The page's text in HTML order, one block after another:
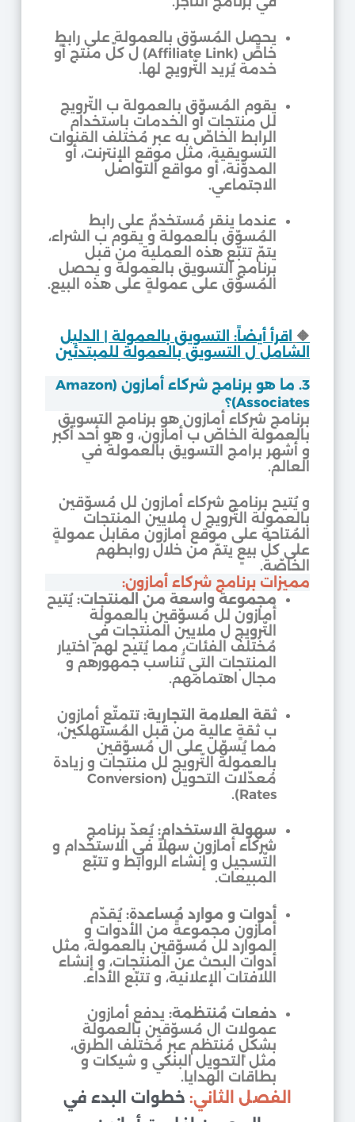
يحصل المُسوّق بالعمولة على رابطٍ
خاصٍّ (Affiliate Link) ل كلّ منتج أو
خدمة يُريد التّرويج لها.
يقوم المُسوّق بالعمولة ب التّرويج
لل منتجات أو الخدمات باستخدام
الرابط الخاصّ به عبر مُختلف القنوات
التسويقية، مثل موقع الإنترنت، أو
المدوّنة، أو مواقع التواصل
الاجتماعي.
عندما ينقر مُستخدمٌ على رابط
المُسوّق بالعمولة و يقوم ب الشراء،
يتمّ تتبّع هذه العملية من قبل
برنامج التسويق بالعمولة و يحصل
المُسوّق على عمولةٍ على هذه البيع.
🔶 اقرأ أيضاً: التسويق بالعمولة | الدليل
الشامل ل التسويق بالعمولة للمبتدئين
3. ما هو برنامج شركاء أمازون (Amazon
Associates)؟
برنامج شركاء أمازون هو برنامج التسويق
بالعمولة الخاصّ ب أمازون، و هو أحد أكبر
و أشهر برامج التسويق بالعمولة في
العالم.
و يُتيح برنامج شركاء أمازون لل مُسوّقين
بالعمولة التّرويج ل ملايين المنتجات
المُتاحة على موقع أمازون مقابل عمولةٍ
على كلّ بيعٍ يتمّ من خلال روابطهم
الخاصّة.
مميزات برنامج شركاء أمازون:
مجموعة واسعة من المنتجات: يُتيح
أمازون لل مُسوّقين بالعمولة
التّرويج ل ملايين المنتجات في
مُختلف الفئات، مما يُتيح لهم اختيار
المنتجات التي تُناسب جمهورهم و
مجال اهتمامهم.
ثقة العلامة التجارية: تتمتّع أمازون
ب ثقةٍ عالية من قبل المُستهلكين،
مما يُسهّل على ال مُسوّقين
بالعمولة التّرويج لل منتجات و زيادة
مُعدّلات التحويل (Conversion
Rates).
سهولة الاستخدام: يُعدّ برنامج
شركاء أمازون سهلاً في الاستخدام و
التّسجيل و إنشاء الروابط و تتبّع
المبيعات.
أدوات و موارد مُساعدة: يُقدّم
أمازون مجموعةً من الأدوات و
الموارد لل مُسوّقين بالعمولة، مثل
أدوات البحث عن المنتجات، و إنشاء
اللافتات الإعلانية، و تتبّع الأداء.
دفعات مُنتظمة: يدفع أمازون
عمولات ال مُسوّقين بالعمولة
بشكلٍ مُنتظم عبر مُختلف الطرق،
مثل التحويل البنكي و شيكات و
بطاقات الهدايا.
الفصل الثاني: خطوات البدء في